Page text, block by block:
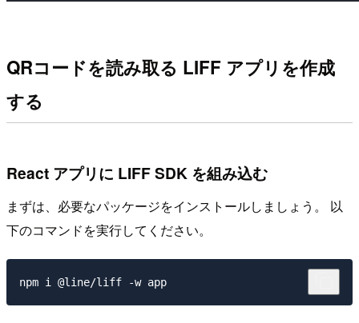
QRコードを読み取る LIFF アプリを作成
する
React アプリに LIFF SDK を組み込む
まずは、必要なパッケージをインストールしましょう。 以
下のコマンドを実行してください。